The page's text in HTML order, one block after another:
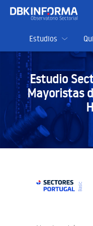
Estudios
Estudio
Mayoristas